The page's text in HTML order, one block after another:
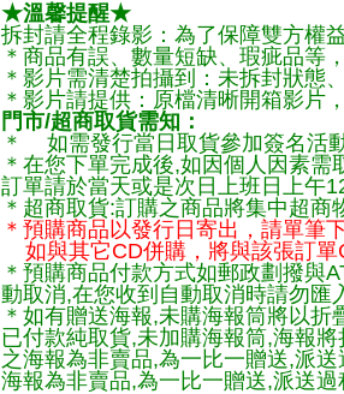
★溫馨提醒★
拆封請全程錄影：為了保障雙方權
＊商品有誤、數量短缺、瑕疵品等
＊影片需清楚拍攝到：未拆封狀態
＊影片請提供：原檔清晰開箱影片
門市/超商取貨需知：
＊ 如需發行當日取貨參加簽名活
＊在您下單完成後,如因個人因素
訂單請於當天或是次日上班日上午
＊超商取貨:訂購之商品將集中超
＊預購商品以發行日寄出，請單筆
如與其它CD併購，將與該張訂單
＊預購商品付款方式如郵政劃撥與
動取消,在您收到自動取消時請勿匯
＊如有贈送海報,未購海報筒將以
已付款純取貨,未加購海報筒,海報
之海報為非賣品,為一比一贈送,派
海報為非賣品,為一比一贈送,派送過